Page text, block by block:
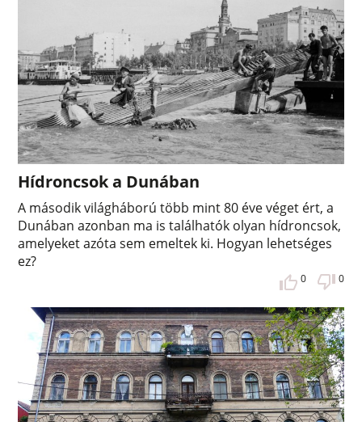
Hídroncsok a Dunában
A második világháború több mint 80 éve véget ért, a
Dunában azonban ma is találhatók olyan hídroncsok,
amelyeket azóta sem emeltek ki. Hogyan lehetséges
ez?
0 0